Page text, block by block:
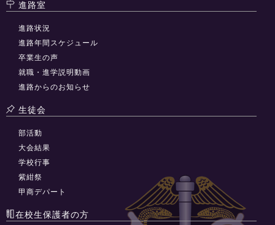
進路室
進路状況
進路年間スケジュール
卒業生の声
就職・進学説明動画
進路からのお知らせ
生徒会
部活動
大会結果
学校行事
紫紺祭
甲商デパート
在校生保護者の方